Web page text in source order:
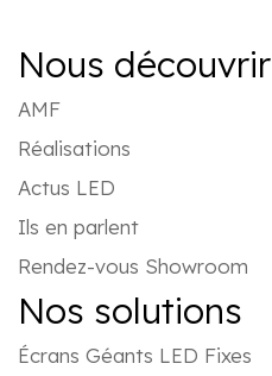
Nous découvrir
AMF
Réalisations
Actus LED
Ils en parlent
Rendez-vous Showroom
Nos solutions
Écrans Géants LED Fixes